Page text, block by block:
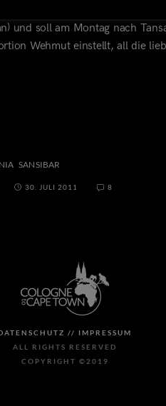
auf den Traktor wohl nicht
und soll am Montag nach
Wehmut einstellt, all die
SANSIBAR
30. JULI 2011 8
// IMPRESSUM
ALL RIGHTS RESERVED
COPYRIGHT ©2019